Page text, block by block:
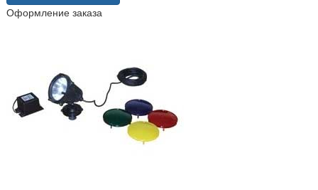
Оформление заказа